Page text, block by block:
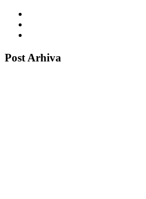
Post Arhiva